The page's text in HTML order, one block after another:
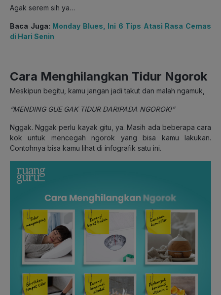
Agak serem sih ya…
Baca Juga: Monday Blues, Ini 6 Tips Atasi Rasa Cemas
di Hari Senin
Cara Menghilangkan Tidur Ngorok
Meskipun begitu, kamu jangan jadi takut dan malah ngamuk,
“MENDING GUE GAK TIDUR DARIPADA NGOROK!”
Nggak. Nggak perlu kayak gitu, ya. Masih ada beberapa cara
kok untuk mencegah ngorok yang bisa kamu lakukan.
Contohnya bisa kamu lihat di infografik satu ini.